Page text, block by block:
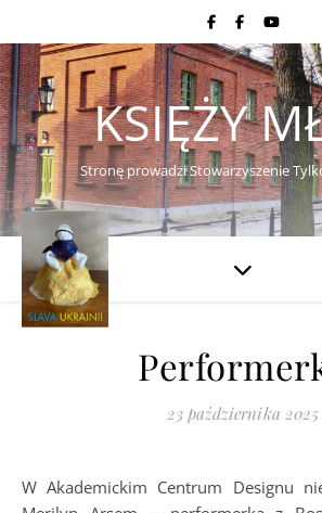
KSIĘŻY
Stronę prowadzi Stowarzyszenie
23 października 2025
W Akademickim Centrum Designu